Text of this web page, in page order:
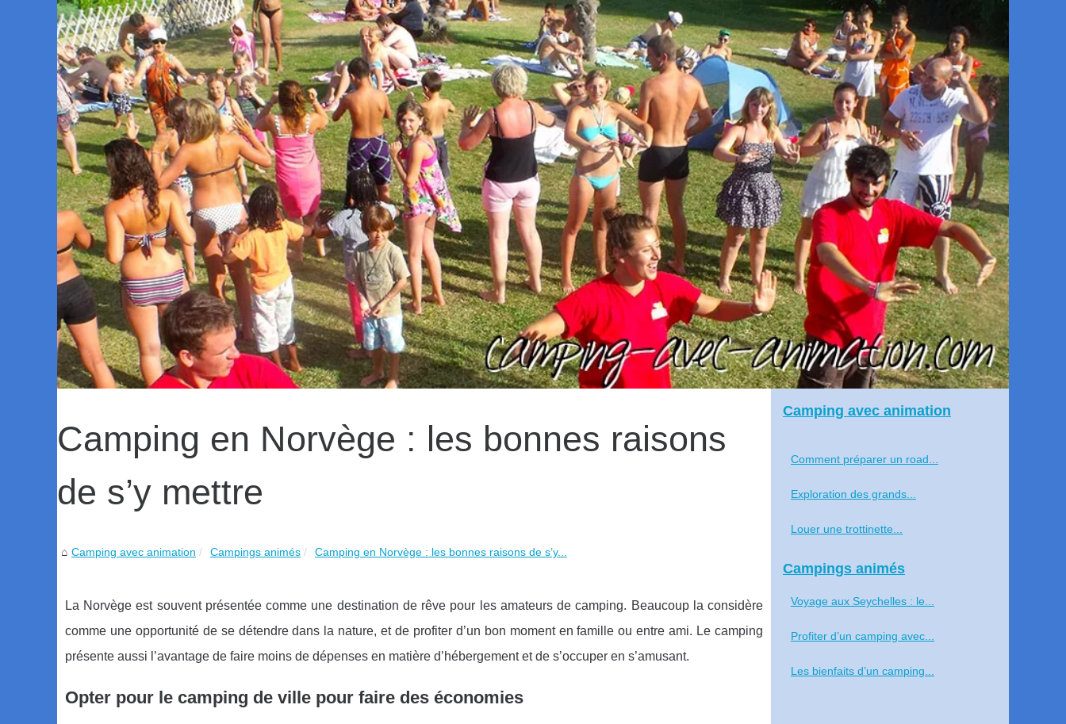
Camping en Norvège : les bonnes raisons
de s’y mettre
Camping avec animation Campings animés Camping en Norvège : les bonnes raisons de s’y...
La Norvège est souvent présentée comme une destination de rêve pour les amateurs de camping. Beaucoup la considère
comme une opportunité de se détendre dans la nature, et de profiter d’un bon moment en famille ou entre ami. Le camping
présente aussi l’avantage de faire moins de dépenses en matière d’hébergement et de s’occuper en s’amusant.
Opter pour le camping de ville pour faire des économies
Camping avec animation
Comment préparer un road...
Exploration des grands...
Louer une trottinette...
Campings animés
Voyage aux Seychelles : le...
Profiter d’un camping avec...
Les bienfaits d’un camping...